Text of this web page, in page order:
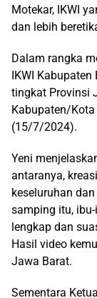
Motekar, IKWI
dan lebih
Dalam rangka
IKWI
tingkat Provinsi
Kabupaten/
(15/7/2024).
Yeni
antaranya,
keseluruhan
samping itu,
lengkap dan
Hasil video
Jawa Barat.
Sementara